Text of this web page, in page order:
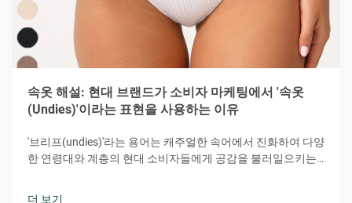
속옷 해설: 현대 브랜드가 소비자 마케팅에서 '속옷
(Undies)'이라는 표현을 사용하는 이유
'브리프(undies)'라는 용어는 캐주얼한 속어에서 진화하여 다양
한 연령대와 계층의 현대 소비자들에게 공감을 불러일으키는
더 보기